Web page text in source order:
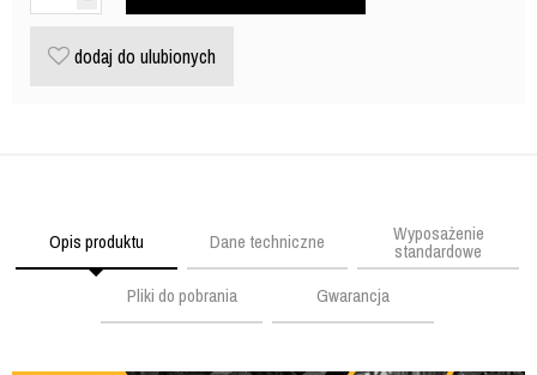
dodaj do ulubionych
Opis produktu Dane techniczne Wyposażenie
standardowe
Pliki do pobrania
Gwarancja